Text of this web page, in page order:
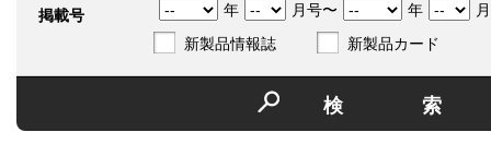
掲載号 年 月号〜 年
新製品情報誌
新製品カード
検